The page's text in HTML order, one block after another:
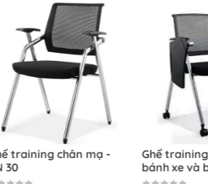
Ghế training
Ghế training Peridot -TN
Ghế training Peridot -TN
training chân mạ -
30
Ghế
bánh xe và